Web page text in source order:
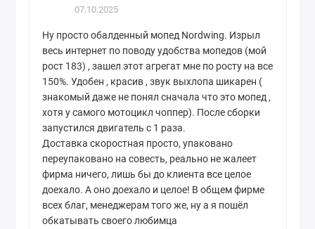
07.10.2025
Ну просто обалденный мопед Nordwing. Изрыл
весь интернет по поводу удобства мопедов (мой
рост 183) , зашел этот агрегат мне по росту на все
150%. Удобен , красив , звук выхлопа шикарен (
знакомый даже не понял сначала что это мопед ,
хотя у самого мотоцикл чоппер). После сборки
запустился двигатель с 1 раза.
Доставка скоростная просто, упаковано
переупаковано на совесть, реально не жалеет
фирма ничего, лишь бы до клиента все целое
доехало. А оно доехало и целое! В общем фирме
всех благ, менеджерам того же, ну а я пошёл
обкатывать своего любимца